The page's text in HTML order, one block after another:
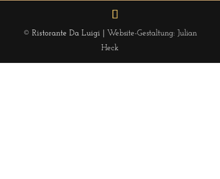
© Ristorante Da Luigi |
Website-Gestaltung: Julian
Heck